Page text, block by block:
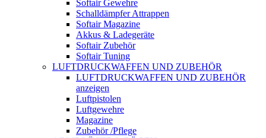
Softair Gewehre
Schalldämpfer Attrappen
Softair Magazine
Akkus & Ladegeräte
Softair Zubehör
Softair Tuning
LUFTDRUCKWAFFEN UND ZUBEHÖR
LUFTDRUCKWAFFEN UND ZUBEHÖR
anzeigen
Luftpistolen
Luftgewehre
Magazine
Zubehör /Pflege